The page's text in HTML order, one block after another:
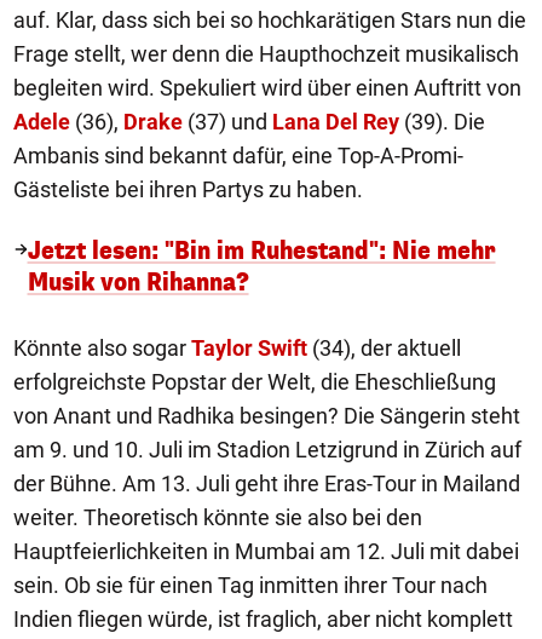
auf. Klar, dass sich bei so hochkarätigen Stars nun die
Frage stellt, wer denn die Haupthochzeit musikalisch
begleiten wird. Spekuliert wird über einen Auftritt von
Adele (36), Drake (37) und Lana Del Rey (39). Die
Ambanis sind bekannt dafür, eine Top-A-Promi-
Gästeliste bei ihren Partys zu haben.
Jetzt lesen: "Bin im Ruhestand": Nie mehr
Musik von Rihanna?
Könnte also sogarTaylor Swift (34), der aktuell
erfolgreichste Popstar der Welt, die Eheschließung
von Anant und Radhika besingen? Die Sängerin steht
am 9. und 10. Juli im Stadion Letzigrund in Zürich auf
der Bühne. Am 13. Juli geht ihre Eras-Tour in Mailand
weiter. Theoretisch könnte sie also bei den
Hauptfeierlichkeiten in Mumbai am 12. Juli mit dabei
sein. Ob sie für einen Tag inmitten ihrer Tour nach
Indien fliegen würde, ist fraglich, aber nicht komplett